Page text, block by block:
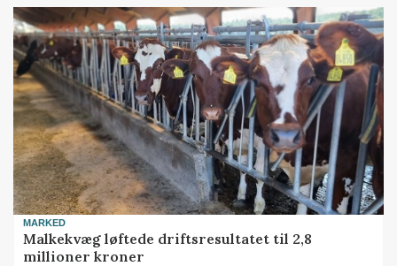
MARKED
Malkekvæg løftede driftsresultatet til 2,8
millioner kroner